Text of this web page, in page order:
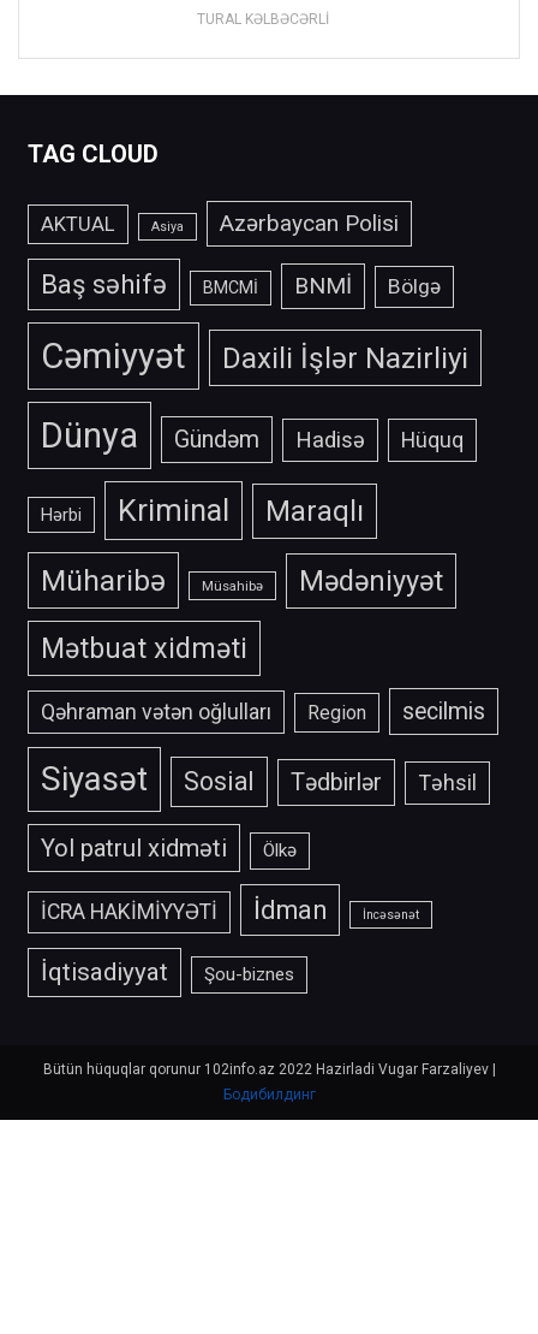
TURAL KƏLBƏCƏRLİ
TAG CLOUD
AKTUAL Asiya Azərbaycan Polisi
Baş səhifə BMCMİ BNMİ Bölgə
Cəmiyyət Daxili İşlər Nazirliyi
Dünya Gündəm Hadisə Hüquq
Hərbi Kriminal Maraqlı
Müharibə Müsahibə
Mədəniyyət
Mətbuat xidməti
Qəhraman vətən oğlulları Region secilmis
Siyasət Sosial Tədbirlər Təhsil
Yol patrul xidməti Ölkə
İCRA HAKİMİYYƏTİ İdman İncəsənət
İqtisadiyyat Şou-biznes
Bütün hüquqlar qorunur 102info.az 2022 Hazirladi Vugar Farzaliyev
Бодибилдинг